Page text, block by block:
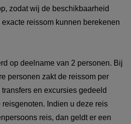
zodat wij de beschikbaarheid
reissom kunnen berekenen
op deelname van 2 personen. Bij
personen zakt de reissom per
en excursies gedeeld
Indien u deze reis
reis, dan geldt er een